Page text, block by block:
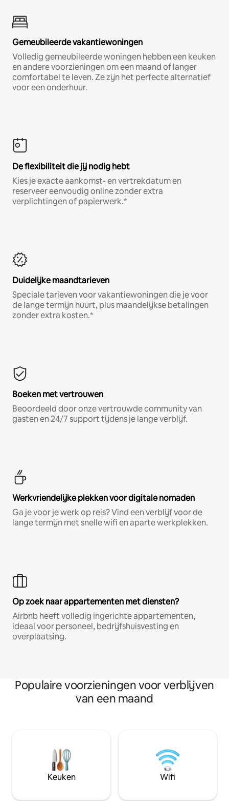
Gemeubileerde vakantiewoningen
Volledig gemeubileerde woningen hebben een keuken
en andere voorzieningen om een maand of langer
comfortabel te leven. Ze zijn het perfecte alternatief
voor een onderhuur.
De flexibiliteit die jij nodig hebt
Kies je exacte aankomst- en vertrekdatum en
reserveer eenvoudig online zonder extra
verplichtingen of papierwerk.*
Duidelijke maandtarieven
Speciale tarieven voor vakantiewoningen die je voor
de lange termijn huurt, plus maandelijkse betalingen
zonder extra kosten.*
Boeken met vertrouwen
Beoordeeld door onze vertrouwde community van
gasten en 24/7 support tijdens je lange verblijf.
Werkvriendelijke plekken voor digitale nomaden
Ga je voor je werk op reis? Vind een verblijf voor de
lange termijn met snelle wifi en aparte werkplekken.
Op zoek naar appartementen met diensten?
Airbnb heeft volledig ingerichte appartementen,
ideaal voor personeel, bedrijfshuisvesting en
overplaatsing.
Populaire voorzieningen voor verblijven
van een maand
Keuken Wifi